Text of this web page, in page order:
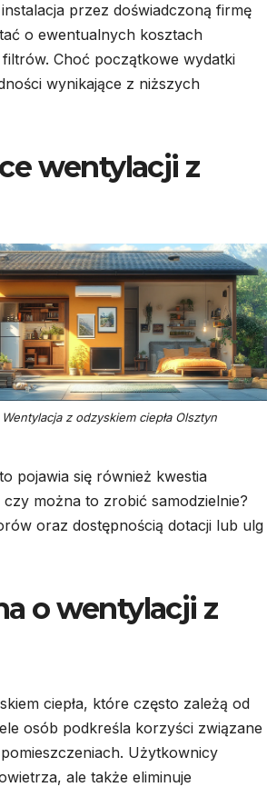
przez doświadczoną firmę
o ewentualnych kosztach
Choć początkowe wydatki
wynikające z niższych
wentylacji z
Wentylacja z odzyskiem ciepła Olsztyn
pojawia się również kwestia
można to zrobić samodzielnie?
oraz dostępnością dotacji lub ulg
o wentylacji z
ciepła, które często zależą od
osób podkreśla korzyści związane
Użytkownicy
ale także eliminuje